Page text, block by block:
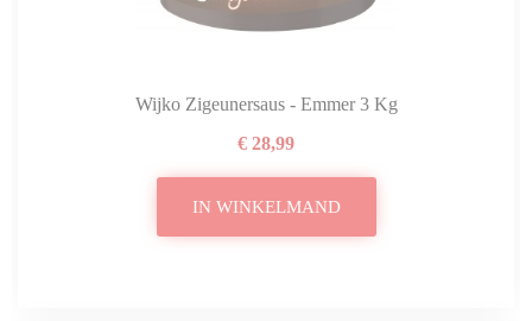
Wijko Zigeunersaus - Emmer 3 Kg
€ 28,99
IN WINKELMAND